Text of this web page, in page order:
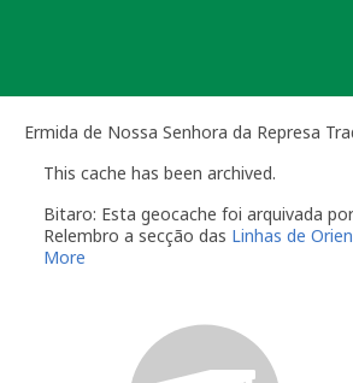
Ermida de Nossa Senhora da Represa
This cache has been archived.
Bitaro: Esta geocache foi arquivada
Relembro a secção das Linhas de
quando alguém reporta um
"Precisa de Manutenção".
geocache até que tenha
More